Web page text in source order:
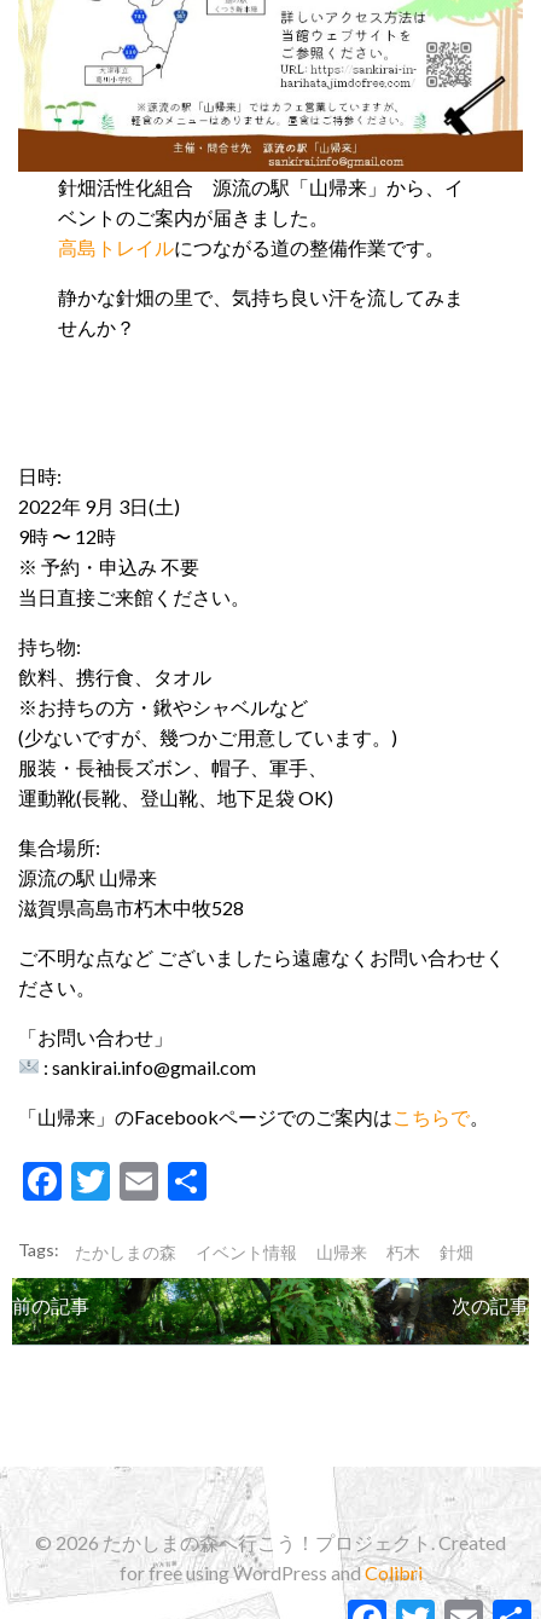
針畑活性化組合 源流の駅「山帰来」から、イ
ベントのご案内が届きました。
高島トレイルにつながる道の整備作業です。
静かな針畑の里で、気持ち良い汗を流してみま
せんか？
日時:
2022年 9月 3日(土)
9時 〜 12時
※ 予約・申込み 不要
当日直接ご来館ください。
持ち物:
飲料、携行食、タオル
※お持ちの方・鍬やシャベルなど
(少ないですが、幾つかご用意しています。)
服装・長袖長ズボン、帽子、軍手、
運動靴(長靴、登山靴、地下足袋 OK)
集合場所:
源流の駅 山帰来
滋賀県高島市朽木中牧528
ご不明な点など ございましたら遠慮なくお問い合わせく
ださい。
「お問い合わせ」
: sankirai.info@gmail.com
「山帰来」のFacebookページでのご案内は こちらで。
Facebook
Twitter
Email
Tags: たかしまの森 イベント情報 山帰来 朽木 針畑
Post
前の記事
Post
次の記事
© 2026 たかしまの森へ行こう！プロジェクト. Created
for free using WordPress andColibri
Facebook
TwitterEmail